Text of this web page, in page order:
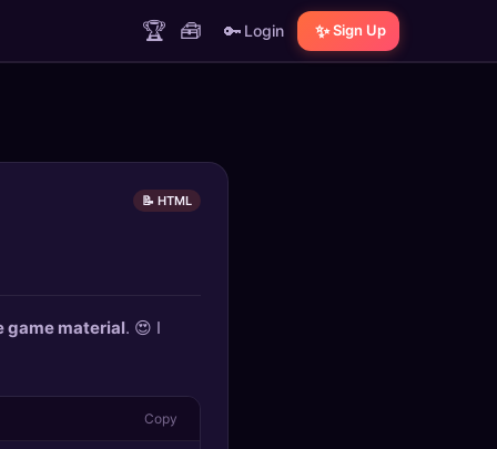
🏆 🧰 🔑 Login ✨ Sign Up
📝 HTML
game material. 😍 I
Copy